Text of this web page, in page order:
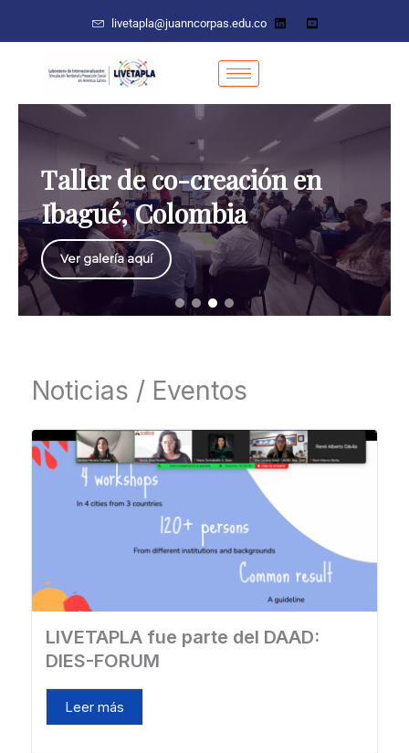
livetapla@juanncorpas.edu.co
Taller de co-creación en
Ibagué, Colombia
Ver galería aquí
Noticias / Eventos
LIVETAPLA fue parte del DAAD:
DIES-FORUM
Leer más